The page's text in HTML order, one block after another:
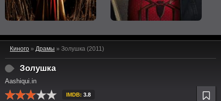
Киного » Драмы » Золушка (2011)
Золушка
Aashiqui.in
IMDB: 3.8